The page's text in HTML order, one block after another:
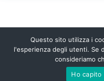
Movimento Animalista,
Vittoria Brambilla – P.IVA:
Questo sito utilizza i
l'esperienza degli utenti. Se
consideriamo
Ho capito